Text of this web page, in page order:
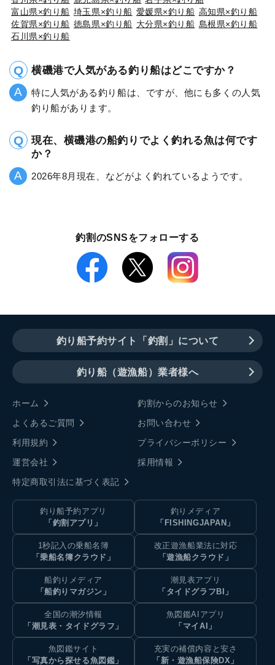
富山県×釣り船 埼玉県×釣り船 愛媛県×釣り船 高知県×釣り船
佐賀県×釣り船 徳島県×釣り船 大分県×釣り船 島根県×釣り船
石川県×釣り船
横磯港で人気がある釣り船はどこですか？
特に人気がある釣り船は、ですが、他にも多くの人気
釣り船があります。
現在、横磯港の船釣りでよく釣れる魚は何です
か？
2026年8月現在、などがよく釣れているようです。
釣割のSNSをフォローする
釣り船予約サイト「釣割」について
釣り船（遊漁船）業者様へ
ホーム
釣割からのお知らせ
よくあるご質問
お問い合わせ
利用規約
プライバシーポリシー
運営会社
採用情報
特定商取引法に基づく表記
釣り船予約アプリ
「釣割アプリ」
釣りメディア
「FISHINGJAPAN」
1秒記入の乗船名簿
「乗船名簿クラウド」
改正遊漁船業法に対応
「遊漁船クラウド」
船釣りメディア
「船釣りマガジン」
潮見表アプリ
「タイドグラフBI」
全国の潮汐情報
「潮見表・タイドグラフ」
魚図鑑AIアプリ
「マイAI」
魚図鑑サイト
「写真から探せる魚図鑑」
充実の補償内容と安さ
「新・遊漁船保険DX」